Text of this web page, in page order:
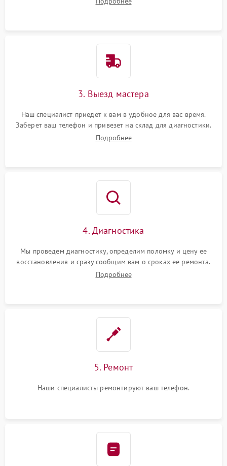
3. Выезд мастера
Наш специалист приедет к вам в удобное для вас время.
Заберет ваш телефон и привезет на склад для диагностики.
Подробнее
4. Диагностика
Мы проведем диагностику, определим поломку и цену ее
восстановления и сразу сообщим вам о сроках ее ремонта.
Подробнее
5. Ремонт
Наши специалисты ремонтируют ваш телефон.